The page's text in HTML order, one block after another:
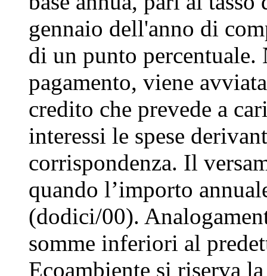
gennaio dell'anno di
di un punto percentuale.
pagamento, viene
credito che prevede a
interessi le spese
corrispondenza. Il
quando l’importo
(dodici/00).
somme inferiori al
Ecoambiente si riserva